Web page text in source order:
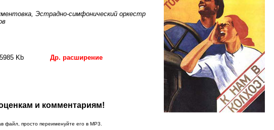
Эстрадно-симфонический оркестр
5985 Kb Др. расширение
и комментариям!
файл, просто переименуйте его в MP3.